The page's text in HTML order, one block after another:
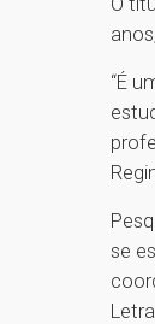
“É
se